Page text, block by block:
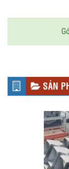
SẢN